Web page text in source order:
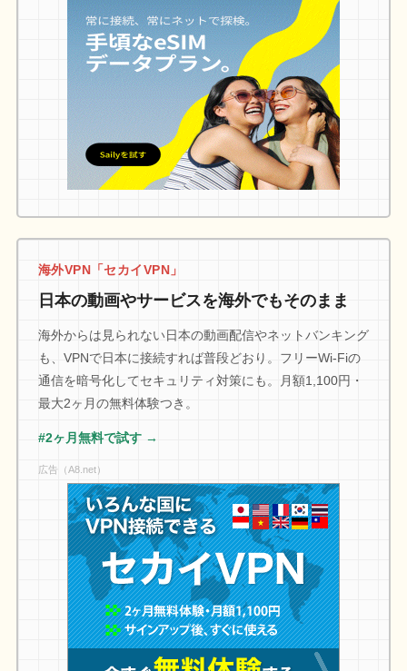
海外VPN「セカイVPN」
日本の動画やサービスを海外でもそのまま
海外からは見られない日本の動画配信やネットバンキング
も、VPNで日本に接続すれば普段どおり。フリーWi-Fiの
通信を暗号化してセキュリティ対策にも。月額1,100円・
最大2ヶ月の無料体験つき。
#2ヶ月無料で試す →
広告（A8.net）